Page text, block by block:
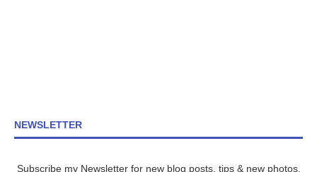
NEWSLETTER
Subscribe my Newsletter for new blog posts, tips & new photos.